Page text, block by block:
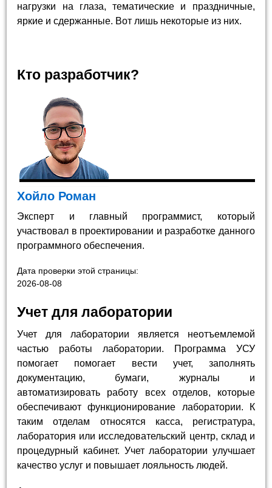
нагрузки на глаза, тематические и праздничные,
яркие и сдержанные. Вот лишь некоторые из них.
Кто разработчик?
Хойло Роман
Эксперт и главный программист, который
участвовал в проектировании и разработке данного
программного обеспечения.
Дата проверки этой страницы:
2026-08-08
Учет для лаборатории
Учет для лаборатории является неотъемлемой
частью работы лаборатории. Программа УСУ
помогает помогает вести учет, заполнять
документацию, бумаги, журналы и
автоматизировать работу всех отделов, которые
обеспечивают функционирование лаборатории. К
таким отделам относятся касса, регистратура,
лаборатория или исследовательский центр, склад и
процедурный кабинет. Учет лаборатории улучшает
качество услуг и повышает лояльность людей.